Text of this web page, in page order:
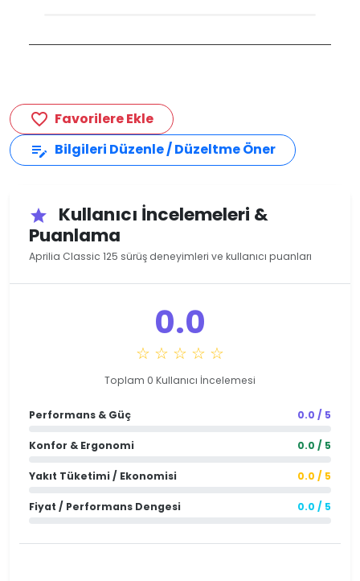
favorite_border Favorilere Ekle
edit_note Bilgileri Düzenle / Düzeltme Öner
star
Kullanıcı İncelemeleri &
Puanlama
Aprilia Classic 125 sürüş deneyimleri ve kullanıcı puanları
0.0
☆ ☆ ☆ ☆ ☆
Toplam 0 Kullanıcı İncelemesi
Performans & Güç 0.0 / 5
Konfor & Ergonomi 0.0 / 5
Yakıt Tüketimi / Ekonomisi 0.0 / 5
Fiyat / Performans Dengesi 0.0 / 5